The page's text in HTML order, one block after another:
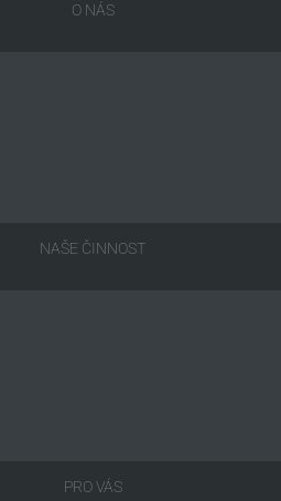
O NÁS
NAŠE ČINNOST
PRO VÁS